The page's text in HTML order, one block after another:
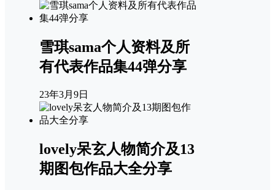
雪琪sama个人资料及所
有代表作品集44弹分享
23年3月9日
lovely呆玄人物简介及13
期图包作品大全分享